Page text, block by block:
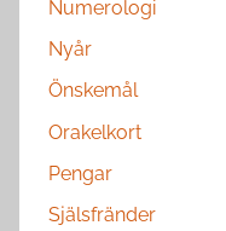
Numerologi
Nyår
Önskemål
Orakelkort
Pengar
Själsfränder